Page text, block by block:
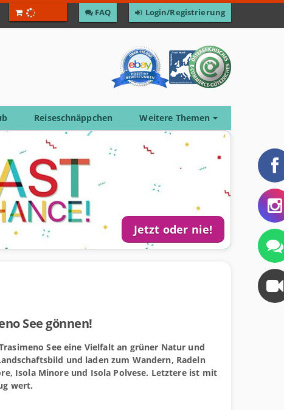
F­A­Q Login/Registrierung
Reiseschnäppchen Weitere Themen
Jetzt oder nie!
See gönnen!
See eine Vielfalt an grüner Natur und
und laden zum Wandern, Radeln
Isola Minore und Isola Polvese. Letztere ist mit
wert.